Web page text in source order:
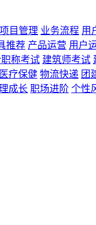
项目管理 业务流程 用
推荐 产品运营 用户
称考试 建筑师考试
医疗保健 物流快递 团
成长 职场进阶 个性